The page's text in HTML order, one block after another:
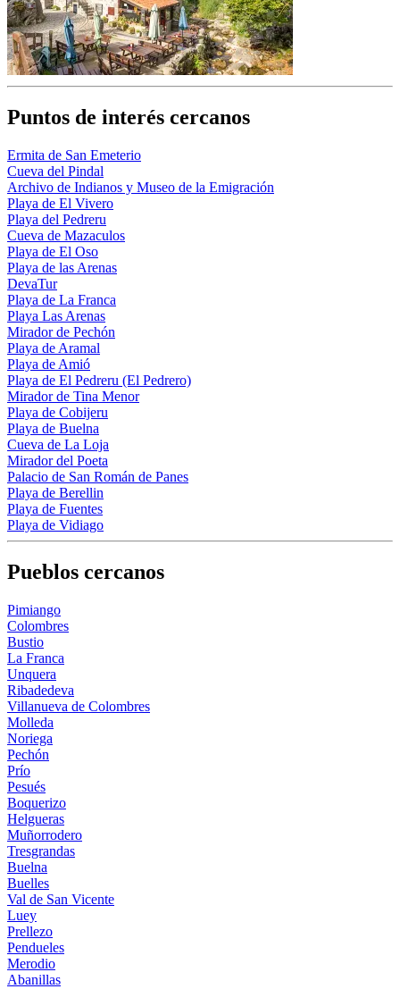
Puntos de interés cercanos
Ermita de San Emeterio
Cueva del Pindal
Archivo de Indianos y Museo de la Emigración
Playa de El Vivero
Playa del Pedreru
Cueva de Mazaculos
Playa de El Oso
Playa de las Arenas
DevaTur
Playa de La Franca
Playa Las Arenas
Mirador de Pechón
Playa de Aramal
Playa de Amió
Playa de El Pedreru (El Pedrero)
Mirador de Tina Menor
Playa de Cobijeru
Playa de Buelna
Cueva de La Loja
Mirador del Poeta
Palacio de San Román de Panes
Playa de Berellin
Playa de Fuentes
Playa de Vidiago
Pueblos cercanos
Pimiango
Colombres
Bustio
La Franca
Unquera
Ribadedeva
Villanueva de Colombres
Molleda
Noriega
Pechón
Prío
Pesués
Boquerizo
Helgueras
Muñorrodero
Tresgrandas
Buelna
Buelles
Val de San Vicente
Luey
Prellezo
Pendueles
Merodio
Abanillas